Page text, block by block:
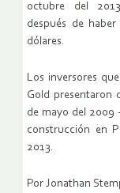
octubre del
después de
dólares.
Los inversores
Gold presentaron
de mayo del 2009
construcción en
2013.
Por Jonathan